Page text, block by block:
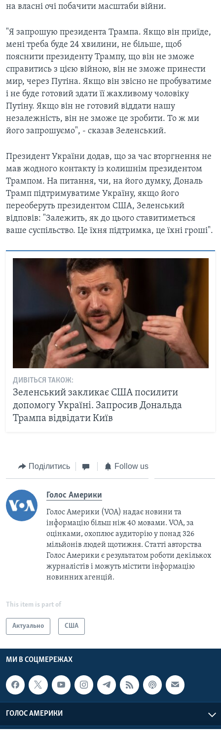
на власні очі побачити масштаби війни.
"Я запрошую президента Трампа. Якщо він приїде,
мені треба буде 24 хвилини, не більше, щоб
пояснити президенту Трампу, що він не зможе
справитись з цією війною, він не зможе принести
мир, через Путіна. Якщо він звісно не пробуватиме
і не буде готовий здати її жахливому чоловіку
Путіну. Якщо він не готовий віддати нашу
незалежність, він не зможе це зробити. То ж ми
його запрошуємо", - сказав Зеленський.
Президент України додав, що за час вторгнення не
мав жодного контакту із колишнім президентом
Трампом. На питання, чи, на його думку, Дональ
Трамп підтримуватиме Україну, якщо його
переоберуть президентом США, Зеленський
відповів: "Залежить, як до цього ставитиметься
ваше суспільство. Це їхня підтримка, це їхні гроші".
ДИВІТЬСЯ ТАКОЖ:
Зеленський закликає США посилити
допомогу Україні. Запросив Дональда
Трампа відвідати Київ
Поділитись Follow us
Голос Америки
Голос Америки (VOA) надає новини та
інформацію більш ніж 40 мовами. VOA, за
оцінками, охоплює аудиторію у понад 326
мільйонів людей щотижня. Статті авторства
Голос Америки є результатом роботи декількох
журналістів і можуть містити інформацію
новинних агенцій.
This item is part of
Актуально США
МИ В СОЦМЕРЕЖАХ
ГОЛОС АМЕРИКИ